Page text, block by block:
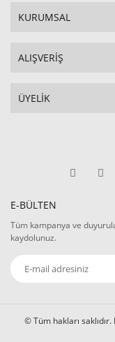
KURUMSAL
ALIŞVERİŞ
ÜYELİK
E-BÜLTEN
Tüm kampanya ve
kaydolunuz.
© Tüm hakları